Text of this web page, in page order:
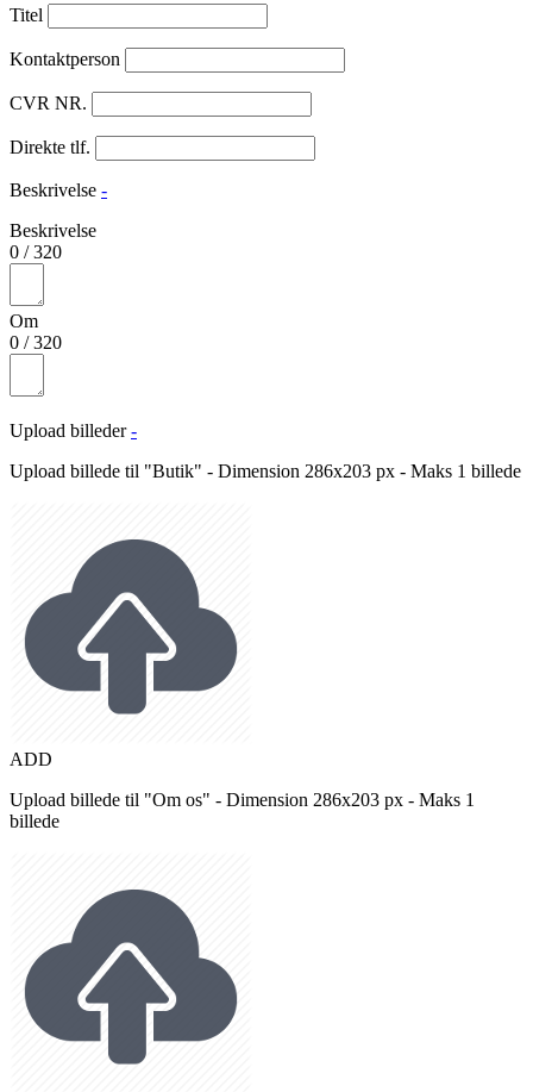
Titel
Kontaktperson
CVR NR.
Direkte tlf.
Beskrivelse -
Beskrivelse
0 /320
Om
0 /320
Upload billeder -
Upload billede til "Butik" - Dimension 286x203 px - Maks 1 billede
ADD
Upload billede til "Om os" - Dimension 286x203 px - Maks 1
billede